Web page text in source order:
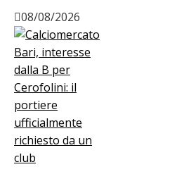
08/08/2026